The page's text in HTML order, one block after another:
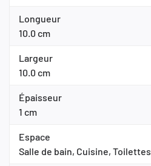
Longueur
10.0 cm
Largeur
10.0 cm
Épaisseur
1 cm
Espace
Salle de bain, Cuisine, Toilettes